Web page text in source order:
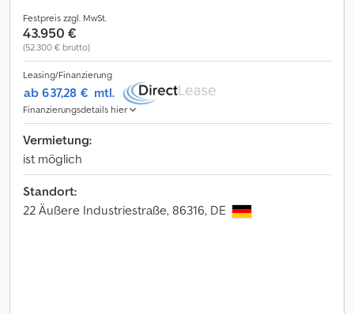
Festpreis zzgl. MwSt.
43.950 €
(52.300 € brutto)
Leasing/Finanzierung
ab 637,28 € mtl.
Finanzierungsdetails hier
Vermietung:
ist möglich
Standort:
22 Äußere Industriestraße, 86316, DE